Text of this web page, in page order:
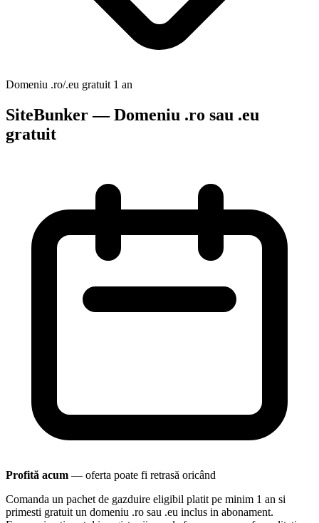
Domeniu .ro/.eu gratuit 1 an
SiteBunker — Domeniu .ro sau .eu
gratuit
Profită acum — oferta poate fi retrasă oricând
Comanda un pachet de gazduire eligibil platit pe minim 1 an si
primesti gratuit un domeniu .ro sau .eu inclus in abonament.